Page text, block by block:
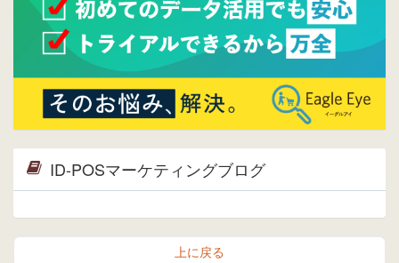
ID-POSマーケティングブログ
上に戻る